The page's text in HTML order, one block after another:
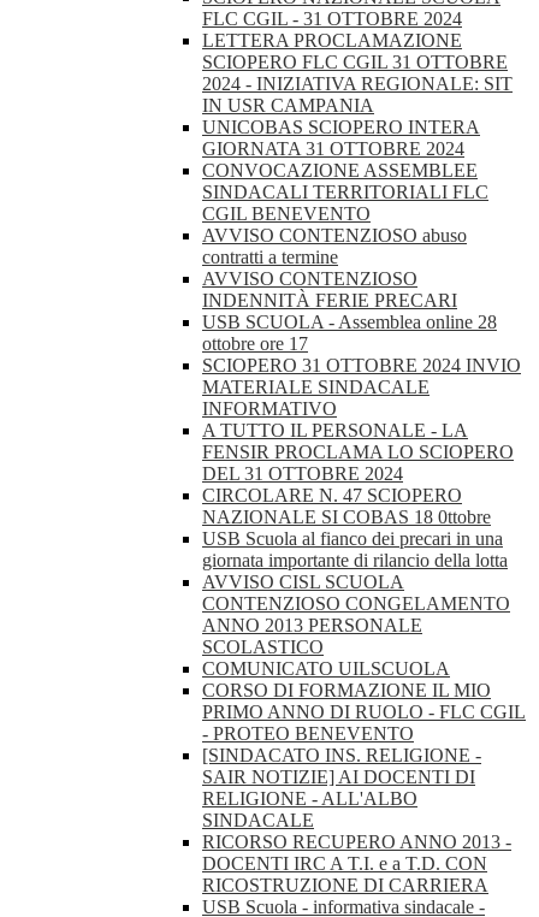
FLC CGIL - 31 OTTOBRE 2024
LETTERA PROCLAMAZIONE
SCIOPERO FLC CGIL 31 OTTOBRE
2024 - INIZIATIVA REGIONALE: SIT
IN USR CAMPANIA
UNICOBAS SCIOPERO INTERA
GIORNATA 31 OTTOBRE 2024
CONVOCAZIONE ASSEMBLEE
SINDACALI TERRITORIALI FLC
CGIL BENEVENTO
AVVISO CONTENZIOSO abuso
contratti a termine
AVVISO CONTENZIOSO
INDENNITÀ FERIE PRECARI
USB SCUOLA - Assemblea online 28
ottobre ore 17
SCIOPERO 31 OTTOBRE 2024 INVIO
MATERIALE SINDACALE
INFORMATIVO
A TUTTO IL PERSONALE - LA
FENSIR PROCLAMA LO SCIOPERO
DEL 31 OTTOBRE 2024
CIRCOLARE N. 47 SCIOPERO
NAZIONALE SI COBAS 18 0ttobre
USB Scuola al fianco dei precari in una
giornata importante di rilancio della lotta
AVVISO CISL SCUOLA
CONTENZIOSO CONGELAMENTO
ANNO 2013 PERSONALE
SCOLASTICO
COMUNICATO UILSCUOLA
CORSO DI FORMAZIONE IL MIO
PRIMO ANNO DI RUOLO - FLC CGIL
- PROTEO BENEVENTO
[SINDACATO INS. RELIGIONE -
SAIR NOTIZIE] AI DOCENTI DI
RELIGIONE - ALL'ALBO
SINDACALE
RICORSO RECUPERO ANNO 2013 -
DOCENTI IRC A T.I. e a T.D. CON
RICOSTRUZIONE DI CARRIERA
USB Scuola - informativa sindacale -